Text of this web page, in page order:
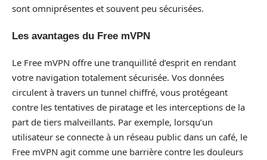
sont omniprésentes et souvent peu sécurisées.
Les avantages du Free mVPN
Le Free mVPN offre une tranquillité d’esprit en rendant
votre navigation totalement sécurisée. Vos données
circulent à travers un tunnel chiffré, vous protégeant
contre les tentatives de piratage et les interceptions de la
part de tiers malveillants. Par exemple, lorsqu’un
utilisateur se connecte à un réseau public dans un café, le
Free mVPN agit comme une barrière contre les douleurs